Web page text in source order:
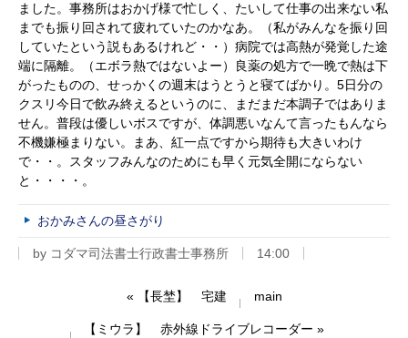
ました。事務所はおかげ様で忙しく、たいして仕事の出来ない私
までも振り回されて疲れていたのかなあ。（私がみんなを振り回
していたという説もあるけれど・・）病院では高熱が発覚した途
端に隔離。（エボラ熱ではないよー）良薬の処方で一晩で熱は下
がったものの、せっかくの週末はうとうと寝てばかり。5日分の
クスリ今日で飲み終えるというのに、まだまだ本調子ではありま
せん。普段は優しいボスですが、体調悪いなんて言ったもんなら
不機嫌極まりない。まあ、紅一点ですから期待も大きいわけ
で・・。スタッフみんなのためにも早く元気全開にならない
と・・・・。
おかみさんの昼さがり
by コダマ司法書士行政書士事務所 14:00
« 【長埜】 宅建 main
【ミウラ】 赤外線ドライブレコーダー »